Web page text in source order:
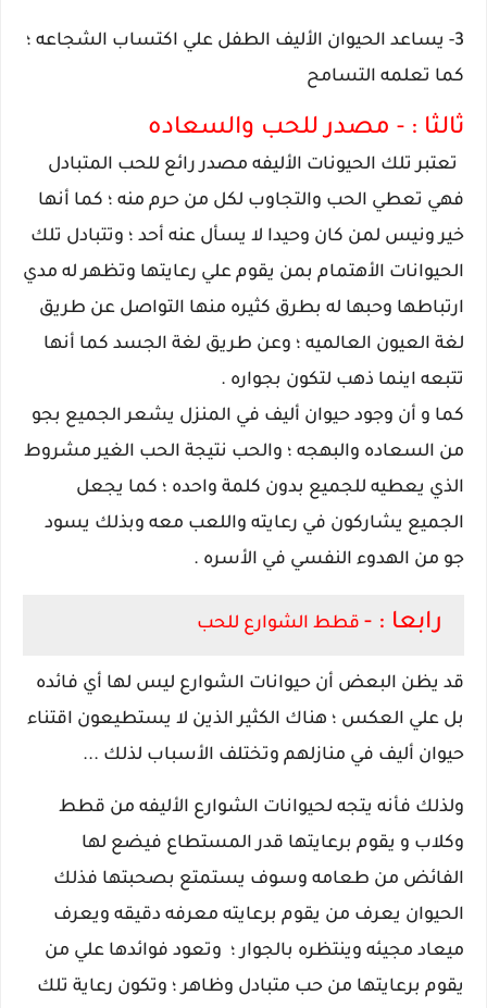
3- يساعد الحيوان الأليف الطفل علي اكتساب الشجاعه ؛
كما تعلمه التسامح
ثالثا : - مصدر للحب والسعاده
تعتبر تلك الحيونات الأليفه مصدر رائع للحب المتبادل
فهي تعطي الحب والتجاوب لكل من حرم منه ؛ كما أنها
خير ونيس لمن كان وحيدا لا يسأل عنه أحد ؛ وتتبادل تلك
الحيوانات الأهتمام بمن يقوم علي رعايتها وتظهر له مدي
ارتباطها وحبها له بطرق كثيره منها التواصل عن طريق
لغة العيون العالميه ؛ وعن طريق لغة الجسد كما أنها
تتبعه اينما ذهب لتكون بجواره .
كما و أن وجود حيوان أليف في المنزل يشعر الجميع بجو
من السعاده والبهجه ؛ والحب نتيجة الحب الغير مشروط
الذي يعطيه للجميع بدون كلمة واحده ؛ كما يجعل
الجميع يشاركون في رعايته واللعب معه وبذلك يسود
جو من الهدوء النفسي في الأسره .
رابعا : - قطط الشوارع للحب
قد يظن البعض أن حيوانات الشوارع ليس لها أي فائده
بل علي العكس ؛ هناك الكثير الذين لا يستطيعون اقتناء
حيوان أليف في منازلهم وتختلف الأسباب لذلك ...
ولذلك فأنه يتجه لحيوانات الشوارع الأليفه من قطط
وكلاب و يقوم برعايتها قدر المستطاع فيضع لها
الفائض من طعامه وسوف يستمتع بصحبتها فذلك
الحيوان يعرف من يقوم برعايته معرفه دقيقه ويعرف
ميعاد مجيئه وينتظره بالجوار ؛ وتعود فوائدها علي من
يقوم برعايتها من حب متبادل وظاهر ؛ وتكون رعاية تلك